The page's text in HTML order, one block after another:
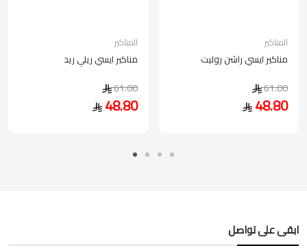
المناكير
مناكير ايسي ريلي ريد
61.00
48.80
المناكير
مناكير ايسي راشن روليت
61.00
48.80
ابقى على تواصل